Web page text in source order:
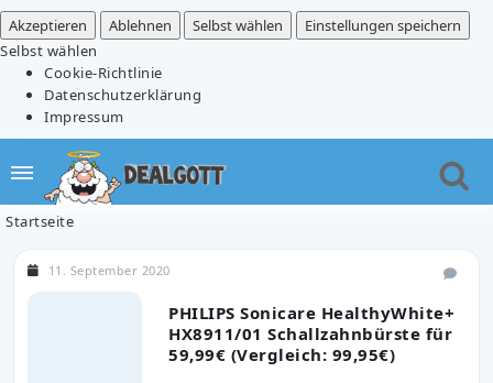
Akzeptieren
Ablehnen Selbst wählen
Einstellungen speichern
Selbst wählen
Cookie-Richtlinie
Datenschutzerklärung
Impressum
Startseite
PHILIPS Sonicare HealthyWhite+
HX8911/01 Schallzahnbürste für
59,99€ (Vergleich: 99,95€)
11. September 2020